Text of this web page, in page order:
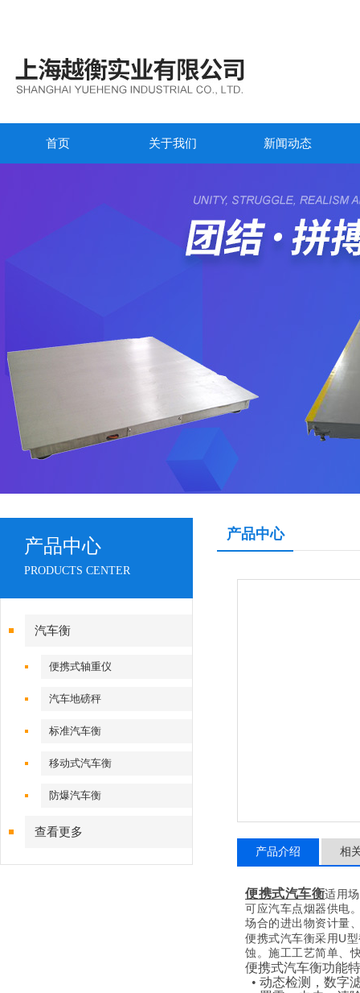
首页 关于我们 新闻动态
产品中心
PRODUCTS CENTER
汽车衡
便携式轴重仪
汽车地磅秤
标准汽车衡
移动式汽车衡
防爆汽车衡
查看更多
产品中心
产品介绍 相
便携式汽车衡适用
可应汽车点烟器供电
场合的进出物资计量
便携式汽车衡采用 U
蚀。施工工艺简单、
便携式汽车衡功能
• 动态检测，数字